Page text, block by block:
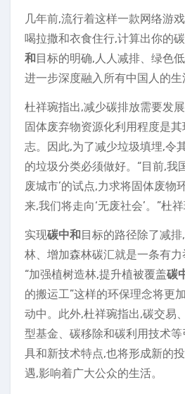
几年前,流行着这样一款网络游
喝拉撒和衣食住行,计算出你的
和目标的明确,人人减排、绿色
进一步深度融入所有中国人的生
杜祥琬指出,减少碳排放需要发
固体废弃物资源化利用程度是
志。因此,为了减少垃圾填埋,令
的垃圾分类必须做好。“目前,我
废城市’的试点,力求将固体废物
来,我们将走向‘无废社会’。”杜祥
实现碳中和目标的路径除了减
林、增加森林碳汇就是一条有
“加强植树造林,提升植被覆盖碳
的搬运工”这样的环保理念将更
动中。此外,杜祥琬指出,碳交易
型基金、碳移除和碳利用技术
具和新技术特点,也将形成新的
遇,影响着广大公众的生活。